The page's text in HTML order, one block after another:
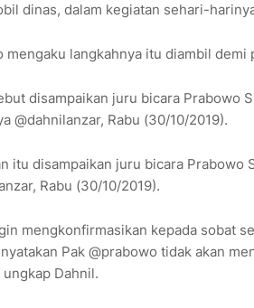
dinas, dalam kegiatan sehari-
mengaku langkahnya itu diambil
disampaikan juru bicara Prabowo
@dahnilanzar, Rabu (30/10/2019).
itu disampaikan juru bicara
Rabu (30/10/2019).
mengkonfirmasikan kepada sobat
Pak @prabowo tidak akan
ungkap Dahnil.